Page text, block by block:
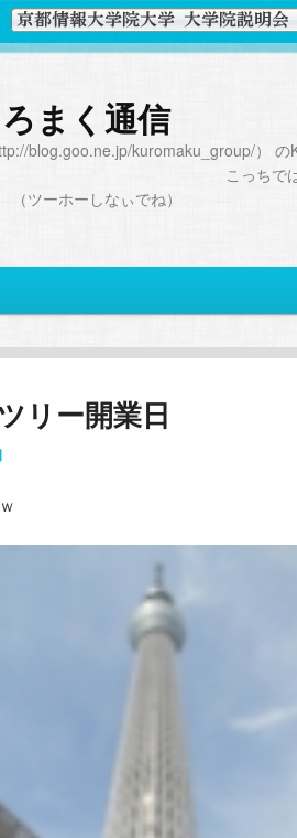
まく通信
blog.goo.ne.jp/kuromaku_group/） の
ちではおと
ツーホーしなぃでね）
リー開業日